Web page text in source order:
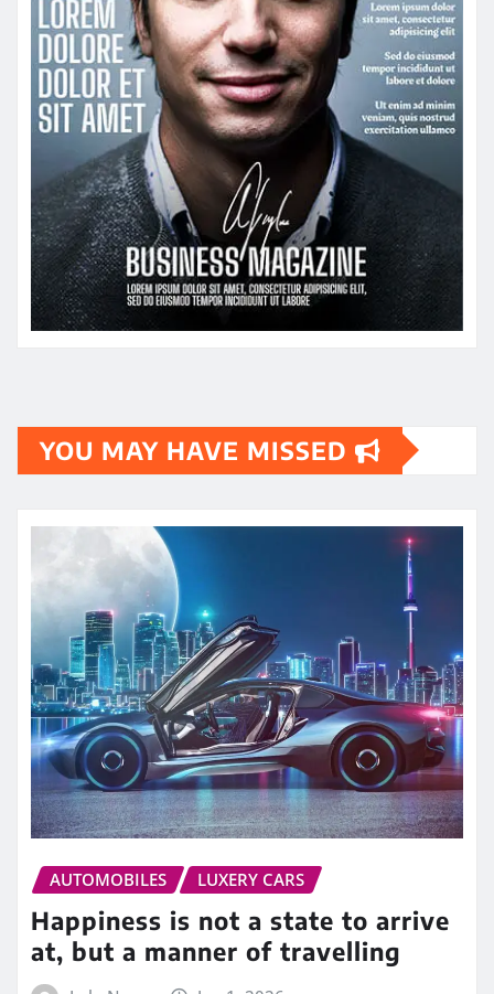
YOU MAY HAVE MISSED
AUTOMOBILES LUXERY CARS
Happiness is not a state to arrive
at, but a manner of travelling